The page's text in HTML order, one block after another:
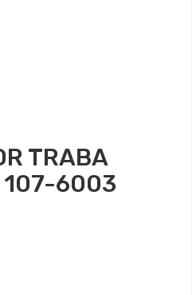
TRABA
107-6003